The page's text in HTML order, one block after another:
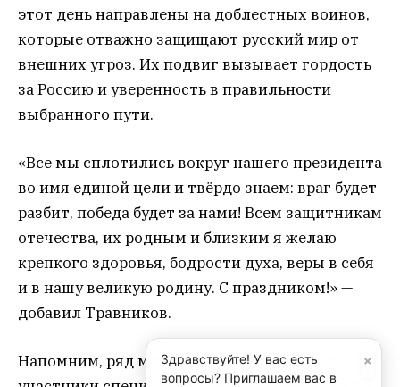
этот день направлены на доблестных воинов,
которые отважно защищают русский мир от
внешних угроз. Их подвиг вызывает гордость
за Россию и уверенность в правильности
выбранного пути.
«Все мы сплотились вокруг нашего президента
во имя единой цели и твёрдо знаем: враг будет
разбит, победа будет за нами! Всем защитникам
отечества, их родным и близким я желаю
крепкого здоровья, бодрости духа, веры в себя
и в нашу великую родину. С праздником!» —
добавил Травников.
Напомним, ряд мер поддержки получают
×
Здравствуйте! У вас есть
вопросы? Приглашаем вас в